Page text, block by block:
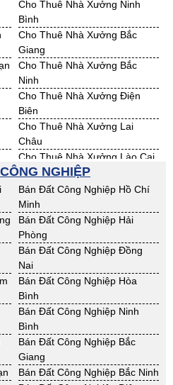
Bán Đất KCN Trà Vinh
Bán Đất KCN Hải Dương
Bán Đất KCN Quảng Ninh
Cho Thuê Nhà Xưởng Ninh
Bình
Cho Thuê Nhà Xưởng Bắc
Giang
Cho Thuê Nhà Xưởng Bắc
Ninh
Cho Thuê Nhà Xưởng Điện
Biên
Cho Thuê Nhà Xưởng Lai
Châu
Cho Thuê Nhà Xưởng Lào Cai
Cho Thuê Nhà Xưởng Phú Thọ
Cho Thuê Nhà Xưởng Thái
Bình
Cho Thuê Nhà Xưởng Tuyên
Quang
Cho Thuê Nhà Xưởng Thừa T.
Huế
Cho Thuê Nhà Xưởng Lâm
Đồng
Cho Thuê Nhà Xưởng Bình
Thuận
Cho Thuê Nhà Xưởng ĐắkLắk
NGHIỆP
Bán Đất Công Nghiệp Hồ Chí
Minh
Bán Đất Công Nghiệp Hải
Phòng
Bán Đất Công Nghiệp Đồng
Nai
Bán Đất Công Nghiệp Hòa
Bình
Bán Đất Công Nghiệp Ninh
Bình
Bán Đất Công Nghiệp Bắc
Giang
Bán Đất Công Nghiệp Bắc Ninh